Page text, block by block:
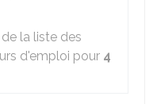
la liste des
d'emploi pour 4